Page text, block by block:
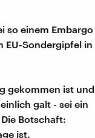
so einem Embargo
EU-Sondergipfel in
gekommen ist und
galt - sei ein
Botschaft:
ist.